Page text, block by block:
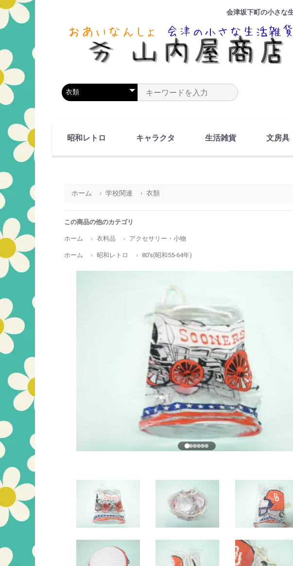
会津坂下町の小さな
商品カテゴリを選択 商品名やキーワードを入力
昭和レトロ キャラクタ 生活雑貨 文房具
ホーム 学校関連 衣類
この商品の他のカテゴリ
ホーム 衣料品 アクセサリー・小物
ホーム 昭和レトロ 80's(昭和55-64年)